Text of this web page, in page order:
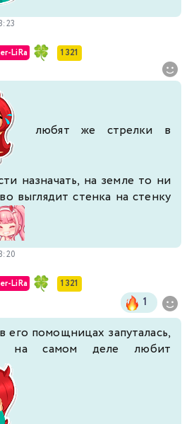
LiRa 1 321
любят же стрелки в
назначать, на земле то ни
выглядит стенка на стенку
LiRa 1 321
1
его помощницах запуталась,
на самом деле любит